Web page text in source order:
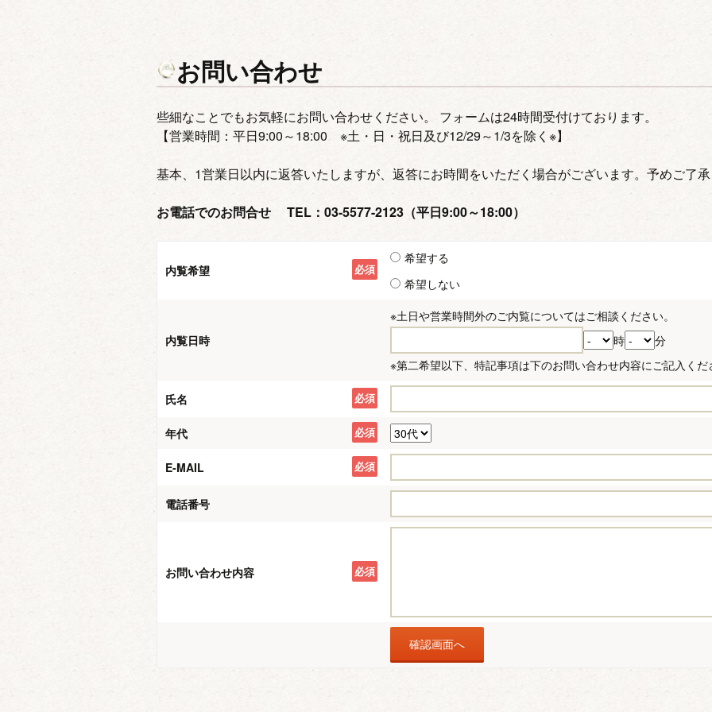
お問い合わせ
些細なことでもお気軽にお問い合わせください。 フォームは24時間受付けております。
【営業時間：平日9:00～18:00 ※土・日・祝日及び12/29～1/3を除く※】
基本、1営業日以内に返答いたしますが、返答にお時間をいただく場合がございます。予めご了
お電話でのお問合せ TEL：03-5577-2123（平日9:00～18:00）
内覧希望 必須
希望する
希望しない
内覧日時
※土日や営業時間外のご内覧についてはご相談ください。
時
分
※第二希望以下、特記事項は下のお問い合わせ内容にご記入くだ
氏名 必須
年代 必須
E-MAIL 必須
電話番号
お問い合わせ内容 必須